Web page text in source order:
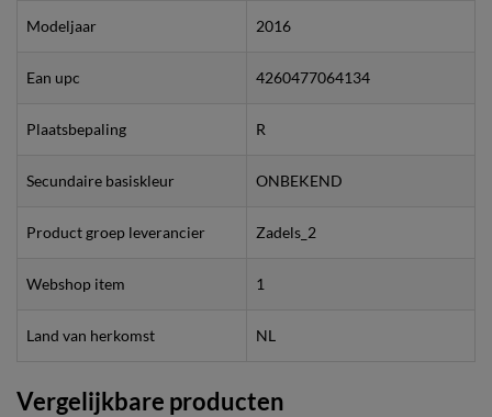
Modeljaar 2016
Ean upc 4260477064134
Plaatsbepaling R
Secundaire basiskleur ONBEKEND
Product groep leverancier Zadels_2
Webshop item 1
Land van herkomst NL
Vergelijkbare producten